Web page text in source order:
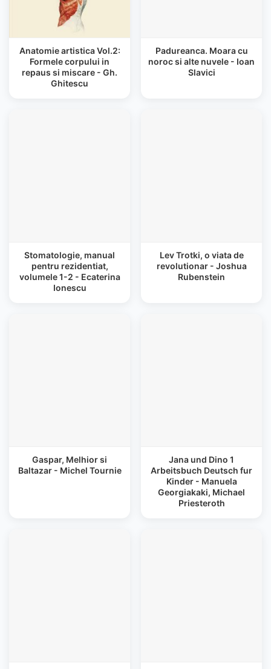
Anatomie artistica Vol.2:
Formele corpului in
repaus si miscare - Gh.
Ghitescu
Padureanca. Moara cu
noroc si alte nuvele - Ioan
Slavici
Stomatologie, manual
pentru rezidentiat,
volumele 1-2 - Ecaterina
Ionescu
Lev Trotki, o viata de
revolutionar - Joshua
Rubenstein
Gaspar, Melhior si
Baltazar - Michel Tournie
Jana und Dino 1
Arbeitsbuch Deutsch fur
Kinder - Manuela
Georgiakaki, Michael
Priesteroth